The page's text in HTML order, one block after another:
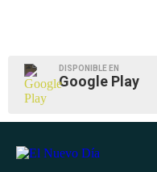
DISPONIBLE EN
Google Play